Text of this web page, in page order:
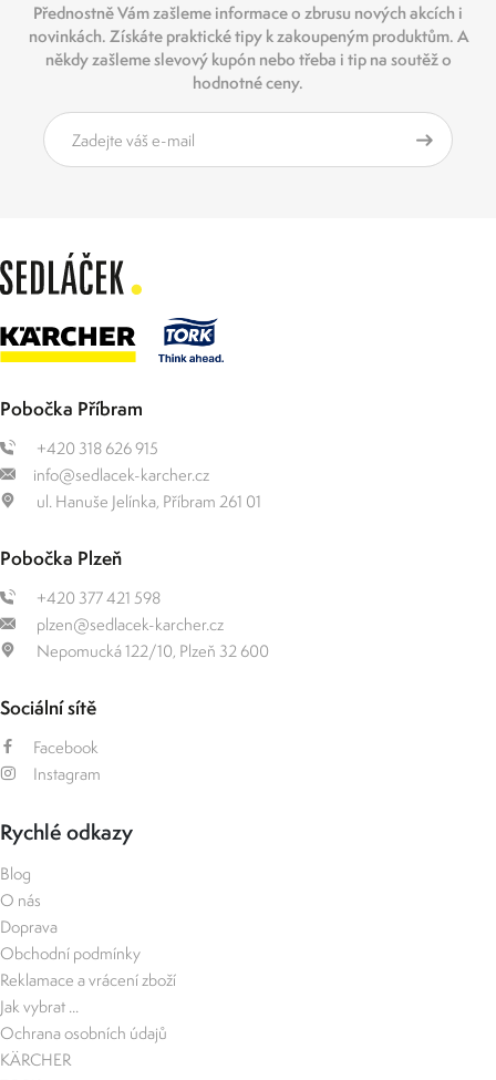
Přednostně Vám zašleme informace o zbrusu nových akcích i
novinkách. Získáte praktické tipy k zakoupeným produktům. A
někdy zašleme slevový kupón nebo třeba i tip na soutěž o
hodnotné ceny.
Pobočka Příbram
+420 318 626 915
info@sedlacek-karcher.cz
ul. Hanuše Jelínka, Příbram 261 01
Pobočka Plzeň
+420 377 421 598
plzen@sedlacek-karcher.cz
Nepomucká 122/10, Plzeň 32 600
Sociální sítě
Facebook
Instagram
Rychlé odkazy
Blog
O nás
Doprava
Obchodní podmínky
Reklamace a vrácení zboží
Jak vybrat ...
Ochrana osobních údajů
KÄRCHER